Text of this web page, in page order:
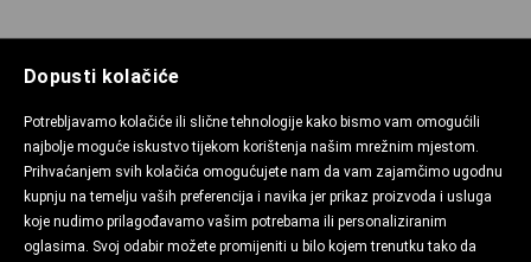
Dopusti kolačiće
Potrebljavamo kolačiće ili slične tehnologije kako bismo vam omogućili
najbolje moguće iskustvo tijekom korištenja našim mrežnim mjestom.
Prihvaćanjem svih kolačića omogućujete nam da vam zajamčimo ugodnu
kupnju na temelju vaših preferencija i navika jer prikaz proizvoda i usluga
koje nudimo prilagođavamo vašim potrebama ili personaliziranim
oglasima. Svoj odabir možete promijeniti u bilo kojem trenutku tako da